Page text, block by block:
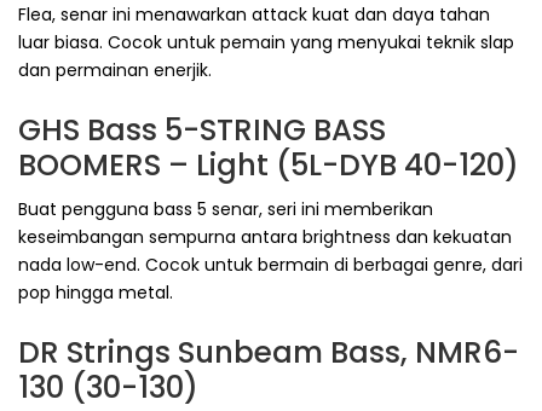
Flea, senar ini menawarkan attack kuat dan daya tahan
luar biasa. Cocok untuk pemain yang menyukai teknik slap
dan permainan enerjik.
GHS Bass 5-STRING BASS
BOOMERS – Light (5L-DYB 40-120)
Buat pengguna bass 5 senar, seri ini memberikan
keseimbangan sempurna antara brightness dan kekuatan
nada low-end. Cocok untuk bermain di berbagai genre, dari
pop hingga metal.
DR Strings Sunbeam Bass, NMR6-
130 (30-130)